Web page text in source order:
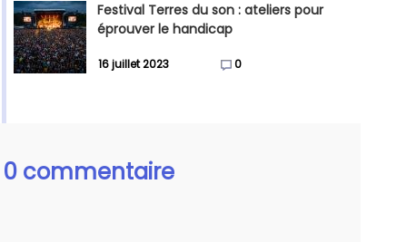
Festival Terres du son : ateliers pour
éprouver le handicap
16 juillet 2023 0
0 commentaire